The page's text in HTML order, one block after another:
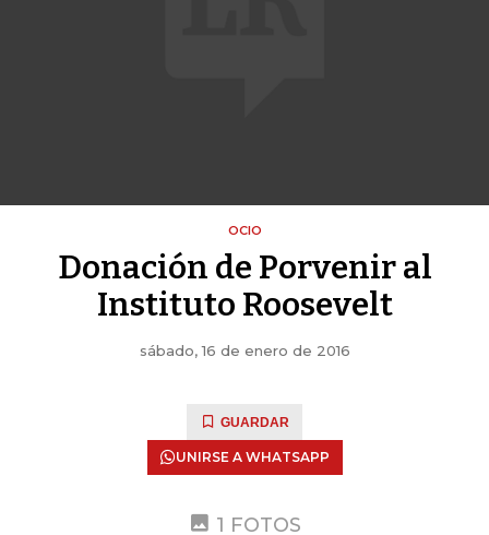
OCIO
Donación de Porvenir al
Instituto Roosevelt
sábado, 16 de enero de 2016
GUARDAR
UNIRSE A WHATSAPP
1 FOTOS